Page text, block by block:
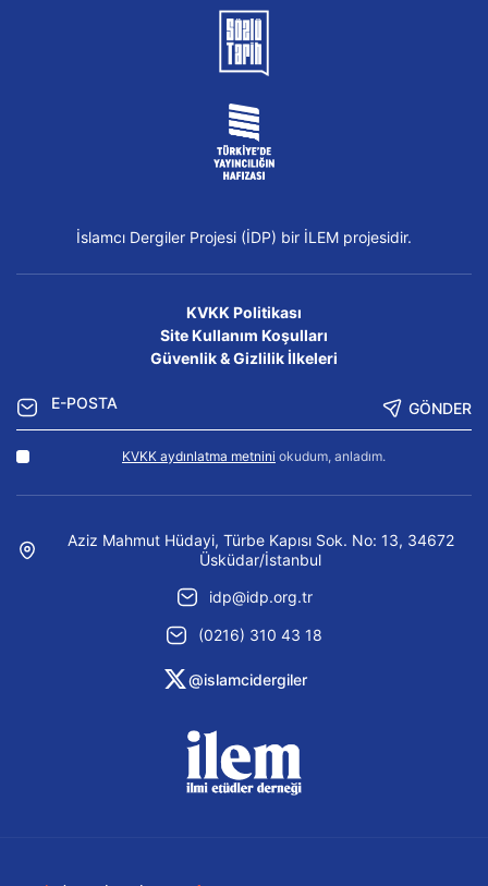
İslamcı Dergiler Projesi (İDP) bir İLEM projesidir.
KVKK Politikası
Site Kullanım Koşulları
Güvenlik & Gizlilik İlkeleri
GÖNDER
KVKK aydınlatma metnini okudum, anladım.
Aziz Mahmut Hüdayi, Türbe Kapısı Sok. No: 13, 34672
Üsküdar/İstanbul
idp@idp.org.tr
(0216) 310 43 18
@islamcidergiler